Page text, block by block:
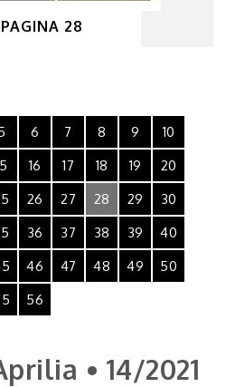
PAGINA 28
6 7 8 9
10
16 17 18 19
20
26 27 28 29
30
36 37 38 39
40
46 47 48 49
50
56
• 14/2021